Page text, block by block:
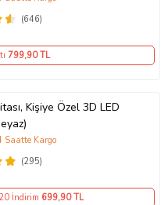
(646)
799,90 TL
Kişiye Özel 3D LED
(295)
Saatte Kargo
İndirim 699,90 TL